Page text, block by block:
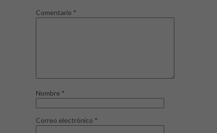
Comentario *
Nombre *
Correo electrónico *